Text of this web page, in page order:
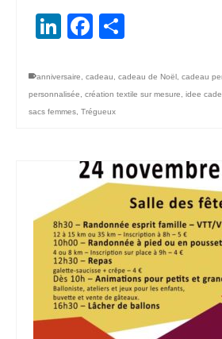
LinkedIn
Facebook
anniversaire cadeau cadeau de Noël cadeau
personnalisée
création textile sur mesure idee
sacs femmes Trégueux